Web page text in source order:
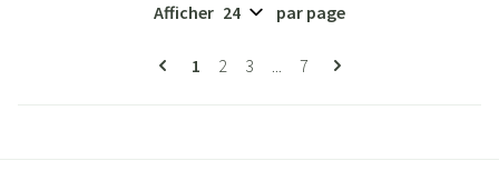
Pages
Vous lisez actuellement la page
1 Page
2 Page
3 ... Page
7
Afficher par page